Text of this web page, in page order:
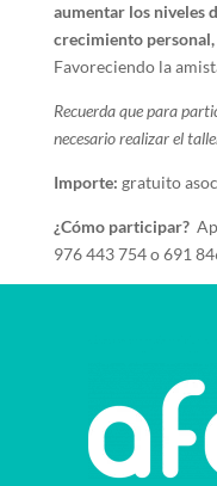
aumentar los niveles
crecimiento
Favoreciendo la
Recuerda que para
necesario realizar el
Importe: gratuito
¿Cómo participar?
976 443 754 o 691